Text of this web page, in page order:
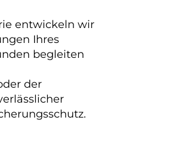
entwickeln wir
Ihres
begleiten
der